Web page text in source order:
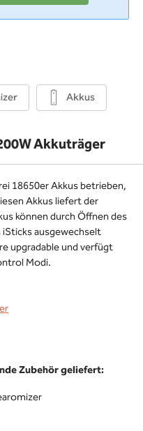
Akkus
Akkuträger
18650er Akkus betrieben,
Akkus liefert der
können durch Öffnen des
ausgewechselt
upgradable und verfügt
Modi.
Zubehör geliefert: